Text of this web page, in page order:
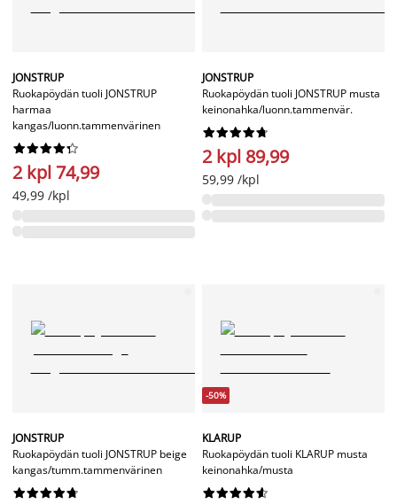
JONSTRUP
Ruokapöydän tuoli JONSTRUP
harmaa
kangas/luonn.tammenvärinen






2 kpl 74,99
49,99 /kpl
JONSTRUP
Ruokapöydän tuoli JONSTRUP musta
keinonahka/luonn.tammenvär.






2 kpl 89,99
59,99 /kpl
JONSTRUP
Ruokapöydän tuoli JONSTRUP beige
kangas/tumm.tammenvärinen






-50%
KLARUP
Ruokapöydän tuoli KLARUP musta
keinonahka/musta





